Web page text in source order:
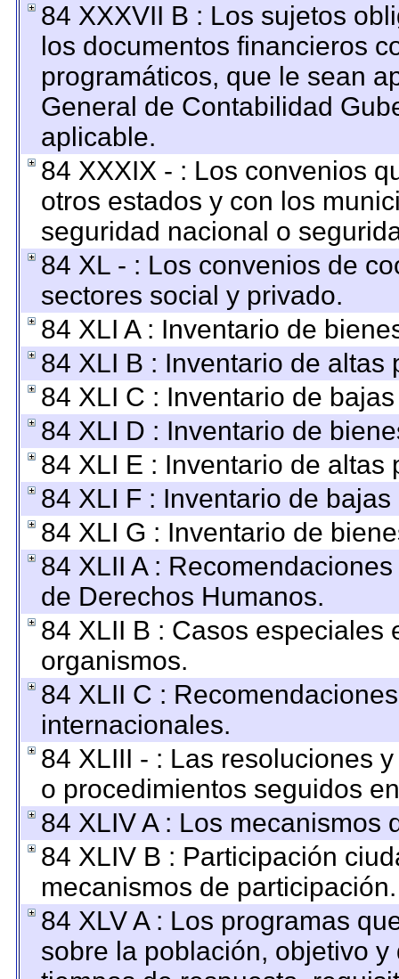
84 XXXVII B : Los sujetos
los documentos financieros
programáticos, que le sean
General de Contabilidad
aplicable.
84 XXXIX - : Los convenios
otros estados y con los
seguridad nacional o
84 XL - : Los convenios de
sectores social y privado.
84 XLI A : Inventario de
84 XLI B : Inventario de
84 XLI C : Inventario de
84 XLI D : Inventario de
84 XLI E : Inventario de
84 XLI F : Inventario de
84 XLI G : Inventario de
84 XLII A :
de Derechos Humanos.
84 XLII B : Casos especiales
organismos.
84 XLII C :
internacionales.
84 XLIII - : Las resoluciones
o procedimientos seguidos
84 XLIV A : Los mecanismos
84 XLIV B : Participación
mecanismos de participación.
84 XLV A : Los programas
sobre la población, objetivo